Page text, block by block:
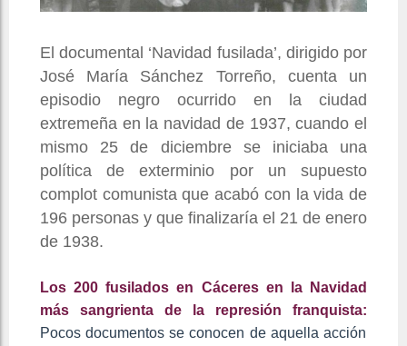
El documental ‘Navidad fusilada’, dirigido por
José María Sánchez Torreño, cuenta un
episodio negro ocurrido en la ciudad
extremeña en la navidad de 1937, cuando el
mismo 25 de diciembre se iniciaba una
política de exterminio por un supuesto
complot comunista que acabó con la vida de
196 personas y que finalizaría el 21 de enero
de 1938.
Los 200 fusilados en Cáceres en la Navidad
más sangrienta de la represión franquista:
Pocos documentos se conocen de aquella acción